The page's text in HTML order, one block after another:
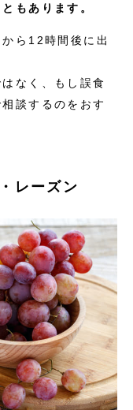
もあります。
ら12時間後に出
なく、もし誤食
談するのをおす
レーズン